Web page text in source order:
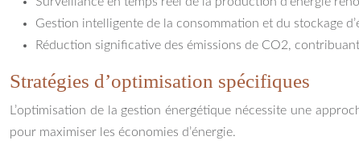
Gestion intelligente de la consommation et du stockage
Réduction significative des émissions de CO2,
Stratégies d’optimisation spécifiques
L’optimisation de la gestion énergétique nécessite une
pour maximiser les économies d’énergie.